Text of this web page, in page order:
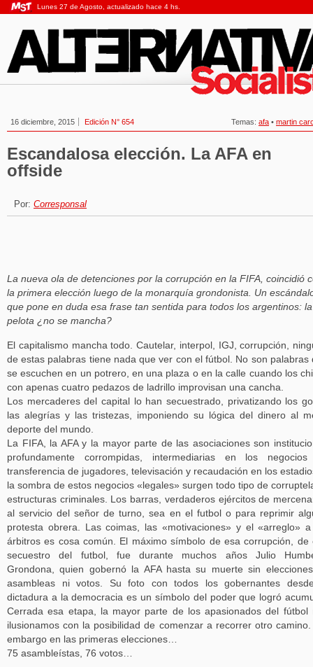
Lunes 27 de Agosto, actualizado hace 4 hs.
16 diciembre, 2015 Edición N° 654 Temas: afa • martin
Escandalosa elección. La AFA en
offside
Por: Corresponsal
La nueva ola de detenciones por la corrupción en la FIFA, coincidió
la primera elección luego de la monarquía grondonista. Un
que pone en duda esa frase tan sentida para todos los argentinos: la
pelota ¿no se mancha?
El capitalismo mancha todo. Cautelar, interpol, IGJ, corrupción,
de estas palabras tiene nada que ver con el fútbol. No son palabras
se escuchen en un potrero, en una plaza o en la calle cuando los
con apenas cuatro pedazos de ladrillo improvisan una cancha.
Los mercaderes del capital lo han secuestrado, privatizando los
las alegrías y las tristezas, imponiendo su lógica del dinero al
deporte del mundo.
La FIFA, la AFA y la mayor parte de las asociaciones son
profundamente corrompidas, intermediarias en los
transferencia de jugadores, televisación y recaudación en los
la sombra de estos negocios «legales» surgen todo tipo de
estructuras criminales. Los barras, verdaderos ejércitos de
al servicio del señor de turno, sea en el futbol o para reprimir
protesta obrera. Las coimas, las «motivaciones» y el «arreglo»
árbitros es cosa común. El máximo símbolo de esa corrupción, de
secuestro del futbol, fue durante muchos años Julio
Grondona, quien gobernó la AFA hasta su muerte sin
asambleas ni votos. Su foto con todos los gobernantes
dictadura a la democracia es un símbolo del poder que logró
Cerrada esa etapa, la mayor parte de los apasionados del fútbol
ilusionamos con la posibilidad de comenzar a recorrer otro camino.
embargo en las primeras elecciones…
75 asambleístas, 76 votos…